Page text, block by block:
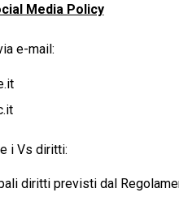
Media Policy
e-mail:
i Vs diritti:
diritti previsti dal